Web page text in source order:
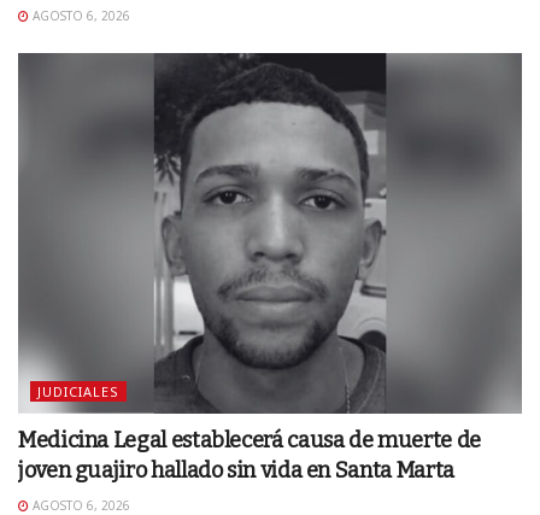
AGOSTO 6, 2026
JUDICIALES
Medicina Legal establecerá causa de muerte de
joven guajiro hallado sin vida en Santa Marta
AGOSTO 6, 2026